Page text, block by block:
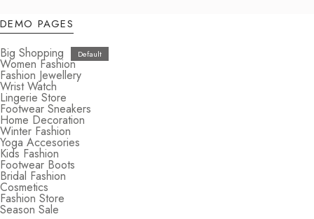
DEMO PAGES
Big Shopping
Women Fashion
Fashion Jewellery
Wrist Watch
Lingerie Store
Footwear Sneakers
Home Decoration
Winter Fashion
Yoga Accesories
Kids Fashion
Footwear Boots
Bridal Fashion
Cosmetics
Fashion Store
Season Sale